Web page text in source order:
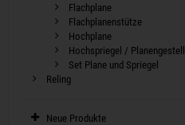
Flachplane
Flachplanenstütze
Hochplane
Hochspriegel / Planengestell
Set Plane und Spriegel
Reling
Neue Produkte